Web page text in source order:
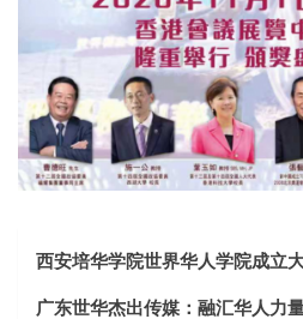
西安培华学院世界华人学院成立
广东世华杰出传媒：融汇华人力